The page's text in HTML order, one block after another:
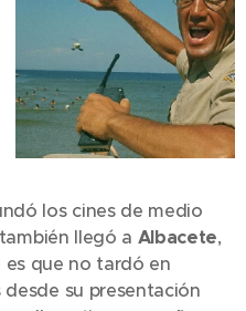
los cines de medio
llegó a Albacete,
es que no tardó en
desde su presentación